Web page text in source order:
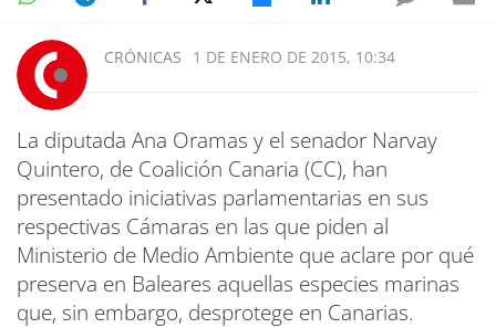
CRÓNICAS 1 DE ENERO DE 2015, 10:34
La diputada Ana Oramas y el senador Narvay
Quintero, de Coalición Canaria (CC), han
presentado iniciativas parlamentarias en sus
respectivas Cámaras en las que piden al
Ministerio de Medio Ambiente que aclare por qué
preserva en Baleares aquellas especies marinas
que, sin embargo, desprotege en Canarias.